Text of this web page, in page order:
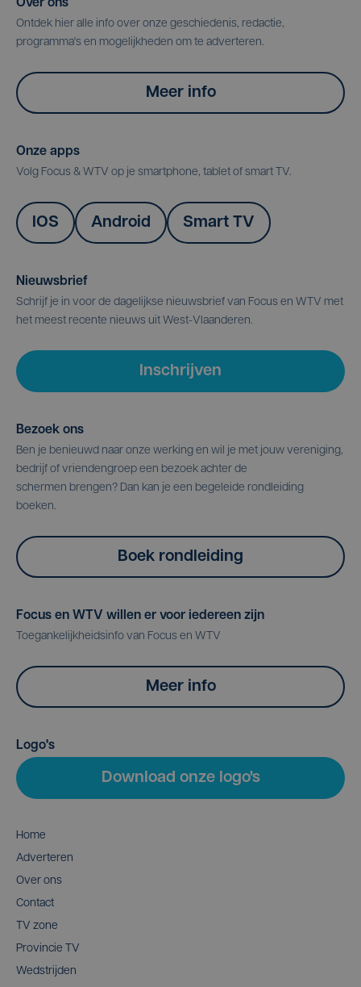
Over ons
Ontdek hier alle info over onze geschiedenis, redactie,
programma's en mogelijkheden om te adverteren.
Meer info
Onze apps
Volg Focus & WTV op je smartphone, tablet of smart TV.
IOS Android Smart TV
Nieuwsbrief
Schrijf je in voor de dagelijkse nieuwsbrief van Focus en WTV met
het meest recente nieuws uit West-Vlaanderen.
Inschrijven
Bezoek ons
Ben je benieuwd naar onze werking en wil je met jouw vereniging,
bedrijf of vriendengroep een bezoek achter de
schermen brengen? Dan kan je een begeleide rondleiding
boeken.
Boek rondleiding
Focus en WTV willen er voor iedereen zijn
Toegankelijkheidsinfo van Focus en WTV
Meer info
Logo's
Download onze logo's
Home
Adverteren
Over ons
Contact
TV zone
Provincie TV
Wedstrijden